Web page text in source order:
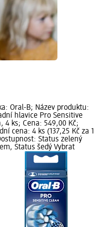
Oral-B; Název produktu:
hlavice Pro Sensitive
4 ks; Cena: 549,00 Kč;
cena: 4 ks (137,25 Kč za 1
Status zelený
Status šedý Vybrat